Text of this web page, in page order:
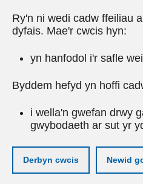
Ry'n ni wedi cadw ffeiliau
dyfais. Mae'r cwcis hyn:
yn hanfodol i'r safle
Byddem hefyd yn hoffi
i wella'n gwefan drwy
gwybodaeth ar sut yr
Derbyn cwcis Newid